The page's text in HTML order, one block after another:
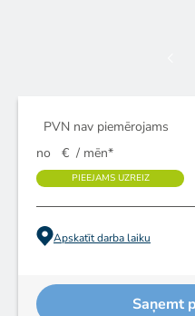
PVN nav piemērojams
no
€ / mēn*
PIEEJAMS UZREIZ
Apskatīt darba laiku
Saņemt